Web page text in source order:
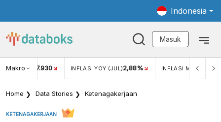
Indonesia
Masuk
Makro
USD/IDR 17.930 INFLASI YOY (JUL)2,88% INFLASI MOM (JUL)
Home Data Stories Ketenagakerjaan
KETENAGAKERJAAN